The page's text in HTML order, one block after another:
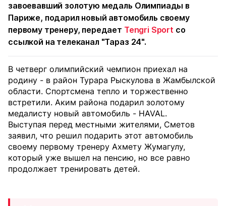
завоевавший золотую медаль Олимпиады в
Париже, подарил новый автомобиль своему
первому тренеру, передает Tengri Sport со
ссылкой на телеканал "Тараз 24".
В четверг олимпийский чемпион приехал на
родину - в район Турара Рыскулова в Жамбылской
области. Спортсмена тепло и торжественно
встретили. Аким района подарил золотому
медалисту новый автомобиль - HAVAL.
Выступая перед местными жителями, Сметов
заявил, что решил подарить этот автомобиль
своему первому тренеру Ахмету Жумагулу,
который уже вышел на пенсию, но все равно
продолжает тренировать детей.